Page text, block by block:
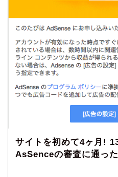
サイトを初めて4ヶ月!
AsSenceの審査に通っ